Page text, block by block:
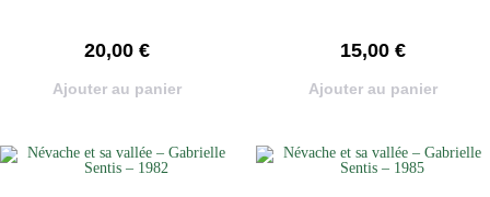
20,00 €
Ajouter au panier
15,00 €
Ajouter au panier